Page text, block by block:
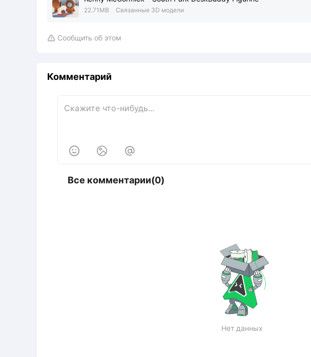
22.71MB Связанные 3D модели
 Сообщить об этом
Комментарий
  
Все комментарии(0)
Нет данных